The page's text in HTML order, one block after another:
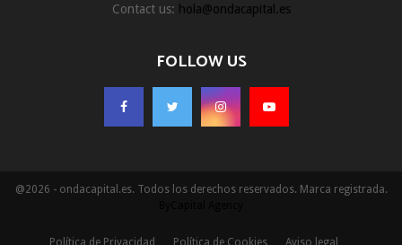
Contact us: hola@ondacapital.es
FOLLOW US
@2026 - ondacapital.es. Todos los derechos reservados. Marca registrada.
Política de Privacidad Política de Cookies Aviso legal